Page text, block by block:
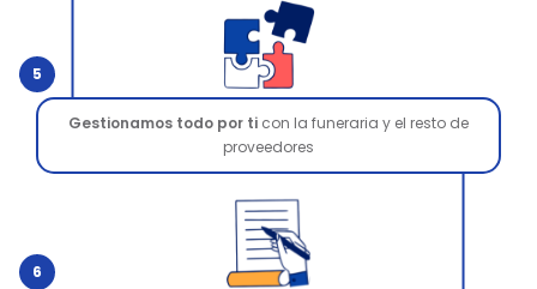
5
Gestionamos todo por ti con la funeraria y el resto de
proveedores
6